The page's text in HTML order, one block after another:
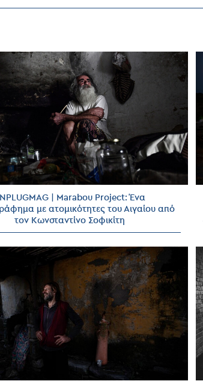
| Marabou Project: Ένα
με ατομικότητες του Αιγαίου από
τον Κωνσταντίνο Σοφικίτη